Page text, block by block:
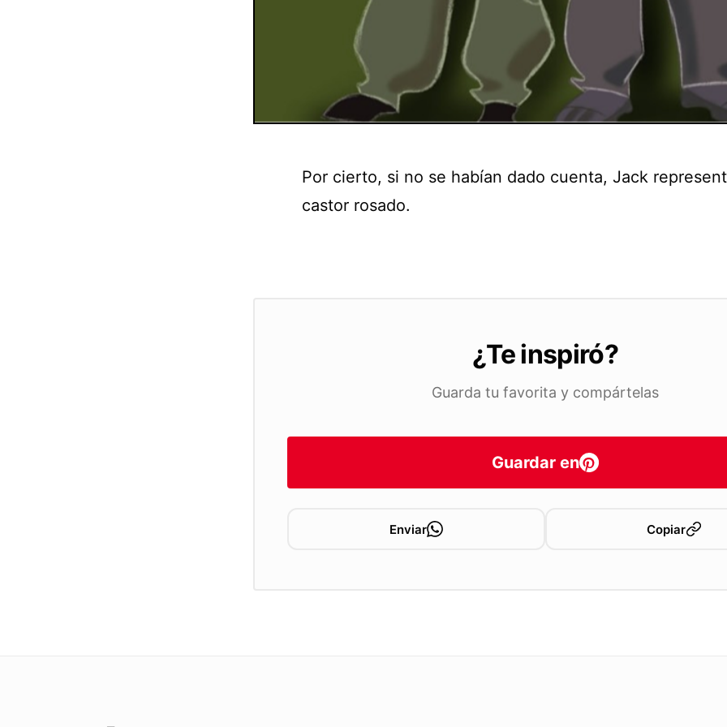
Por cierto, si no se habían dado cuenta, Jack
castor rosado.
¿Te inspiró?
Guarda tu favorita y compártelas
Guardar en
Enviar Copiar